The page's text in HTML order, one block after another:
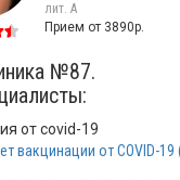
лит. А
Прием от 3890р.
№87.
от covid-19
вакцинации от COVID-19